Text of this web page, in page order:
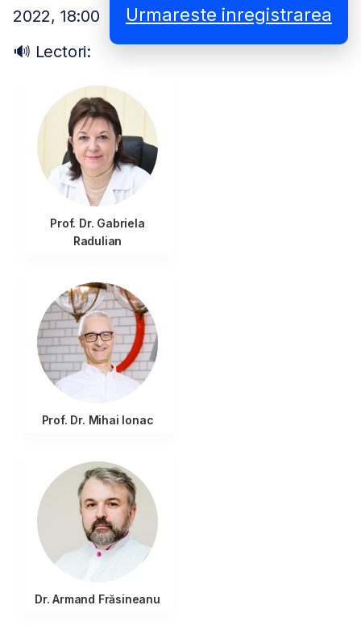
Urmareste inregistrarea
2022, 18:00
🔊 Lectori:
Prof. Dr. Gabriela
Radulian
Prof. Dr. Mihai Ionac
Dr. Armand Frăsineanu